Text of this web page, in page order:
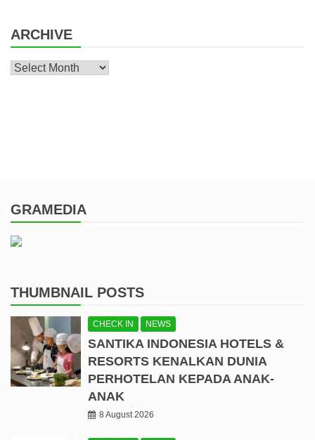
ARCHIVE
Archive
GRAMEDIA
THUMBNAIL POSTS
CHECK IN NEWS
SANTIKA INDONESIA HOTELS &
RESORTS KENALKAN DUNIA
PERHOTELAN KEPADA ANAK-
ANAK
8 August 2026